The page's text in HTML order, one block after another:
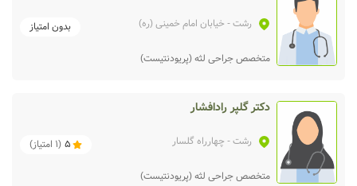
رشت- خیابان امام خمینی (ره) بدون امتیاز
متخصص جراحی لثه (پریودنتیست)
دکتر گلپر رادافشار
رشت- چهارراه گلسار 5
(
1 امتیاز)
متخصص جراحی لثه (پریودنتیست)